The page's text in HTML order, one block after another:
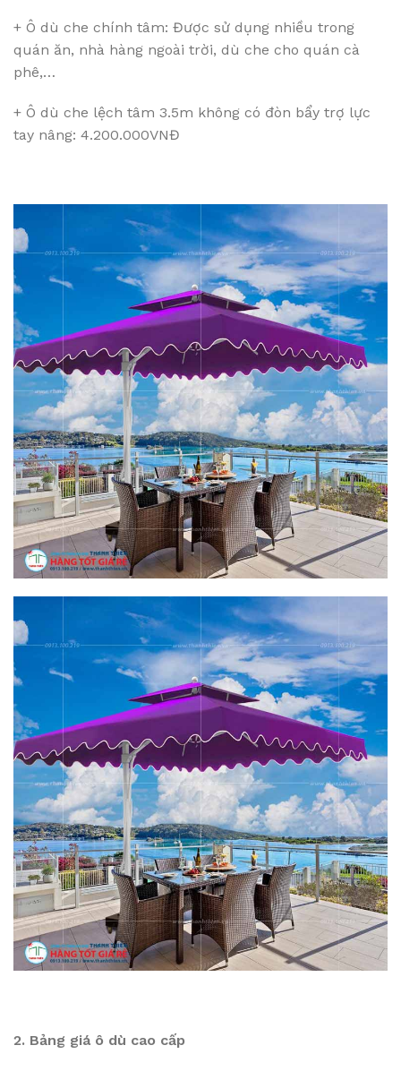
+ Ô dù che chính tâm: Được sử dụng nhiều trong
quán ăn, nhà hàng ngoài trời, dù che cho quán cà
phê,…
+ Ô dù che lệch tâm 3.5m không có đòn bẩy trợ lực
tay nâng: 4.200.000VNĐ
2. Bảng giá ô dù cao cấp